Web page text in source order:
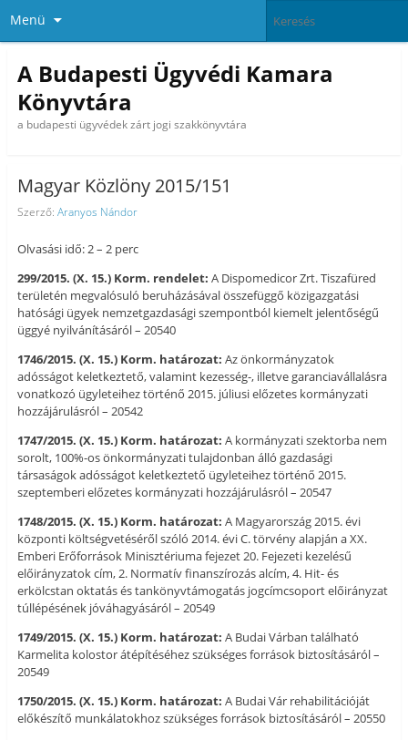
Menü
A Budapesti Ügyvédi Kamara
Könyvtára
a budapesti ügyvédek zárt jogi szakkönyvtára
Magyar Közlöny 2015/151
Szerző: Aranyos Nándor
Olvasási idő: 2 – 2 perc
299/2015. (X. 15.) Korm. rendelet: A Dispomedicor Zrt. Tiszafüred
területén megvalósuló beruházásával összefüggő közigazgatási
hatósági ügyek nemzetgazdasági szempontból kiemelt jelentőségű
üggyé nyilvánításáról – 20540
1746/2015. (X. 15.) Korm. határozat: Az önkormányzatok
adósságot keletkeztető, valamint kezesség-, illetve garanciavállalásra
vonatkozó ügyleteihez történő 2015. júliusi előzetes kormányzati
hozzájárulásról – 20542
1747/2015. (X. 15.) Korm. határozat: A kormányzati szektorba nem
sorolt, 100%-os önkormányzati tulajdonban álló gazdasági
társaságok adósságot keletkeztető ügyleteihez történő 2015.
szeptemberi előzetes kormányzati hozzájárulásról – 20547
1748/2015. (X. 15.) Korm. határozat: A Magyarország 2015. évi
központi költségvetéséről szóló 2014. évi C. törvény alapján a XX.
Emberi Erőforrások Minisztériuma fejezet 20. Fejezeti kezelésű
előirányzatok cím, 2. Normatív finanszírozás alcím, 4. Hit- és
erkölcstan oktatás és tankönyvtámogatás jogcímcsoport előirányzat
túllépésének jóváhagyásáról – 20549
1749/2015. (X. 15.) Korm. határozat: A Budai Várban található
Karmelita kolostor átépítéséhez szükséges források biztosításáról –
20549
1750/2015. (X. 15.) Korm. határozat: A Budai Vár rehabilitációját
előkészítő munkálatokhoz szükséges források biztosításáról – 20550